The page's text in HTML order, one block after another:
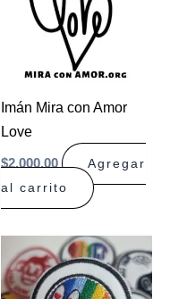
Imán Mira con Amor
Love
$2.000,00
Agregar
al carrito